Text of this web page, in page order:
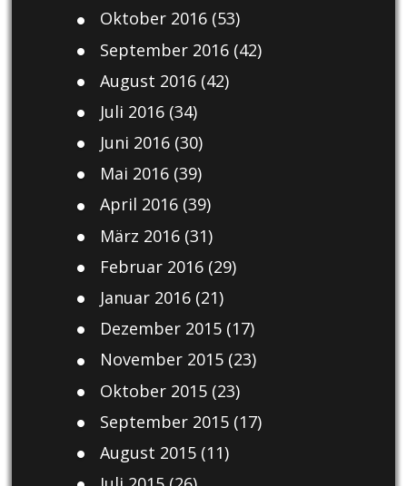
Oktober 2016(53)
September 2016(42)
August 2016(42)
Juli 2016(34)
Juni 2016(30)
Mai 2016(39)
April 2016(39)
März 2016(31)
Februar 2016(29)
Januar 2016(21)
Dezember 2015(17)
November 2015(23)
Oktober 2015(23)
September 2015(17)
August 2015(11)